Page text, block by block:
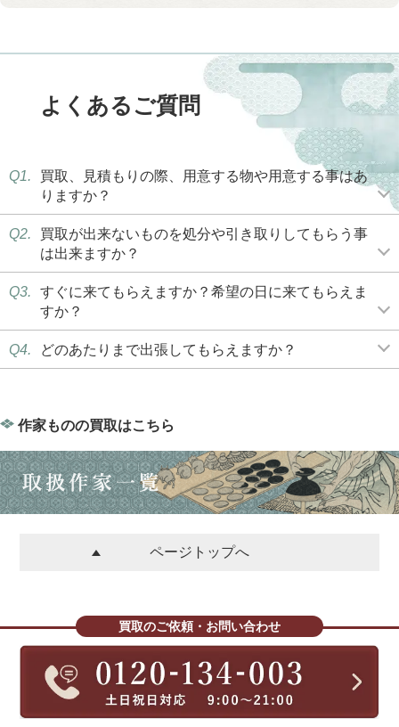
よくあるご質問
Q1.
買取、見積もりの際、用意する物や用意する事はあ
りますか？
Q2.
買取が出来ないものを処分や引き取りしてもらう事
は出来ますか？
Q3.
すぐに来てもらえますか？希望の日に来てもらえま
すか？
Q4. どのあたりまで出張してもらえますか？
作家ものの買取はこちら
ページトップへ
買取のご依頼・お問い合わせ